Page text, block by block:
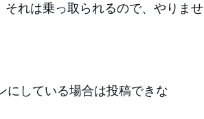
それは乗っ取られるので、やりませ
にしている場合は投稿できな